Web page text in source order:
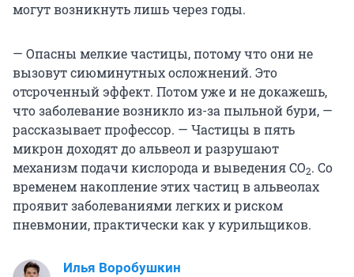
могут возникнуть лишь через годы.
— Опасны мелкие частицы, потому что они не
вызовут сиюминутных осложнений. Это
отсроченный эффект. Потом уже и не докажешь,
что заболевание возникло из-за пыльной бури, —
рассказывает профессор. — Частицы в пять
микрон доходят до альвеол и разрушают
механизм подачи кислорода и выведения СО2. Со
временем накопление этих частиц в альвеолах
проявит заболеваниями легких и риском
пневмонии, практически как у курильщиков.
Илья Воробушкин